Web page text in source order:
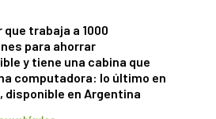
trabaja a 1000
para ahorrar
y tiene una cabina que
computadora: lo último en
disponible en Argentina